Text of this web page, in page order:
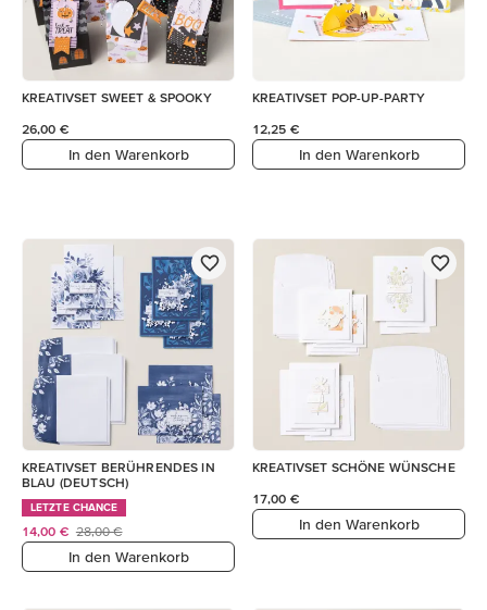
KREATIVSET SWEET & SPOOKY
26,00 €
In den Warenkorb
KREATIVSET POP-UP-PARTY
12,25 €
In den Warenkorb
KREATIVSET BERÜHRENDES IN
BLAU (DEUTSCH)
LETZTE CHANCE
14,00 € 28,00 €
In den Warenkorb
KREATIVSET SCHÖNE WÜNSCHE
17,00 €
In den Warenkorb